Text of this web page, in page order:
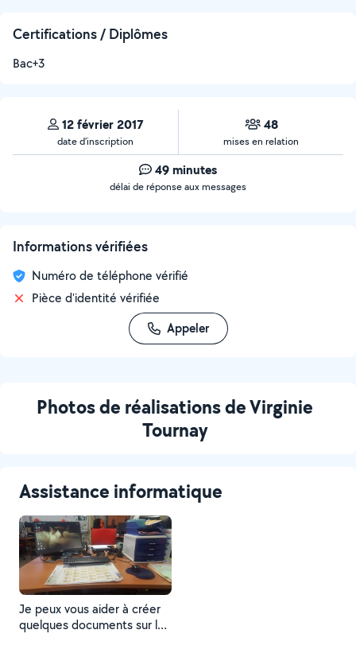
Certifications / Diplômes
Bac+3
12 février 2017
date d’inscription
48
mises en relation
49 minutes
délai de réponse aux messages
Informations vérifiées
Numéro de téléphone vérifié
Pièce d'identité vérifiée
Appeler
Photos de réalisations de Virginie
Tournay
Assistance informatique
Je peux vous aider à créer
quelques documents sur les